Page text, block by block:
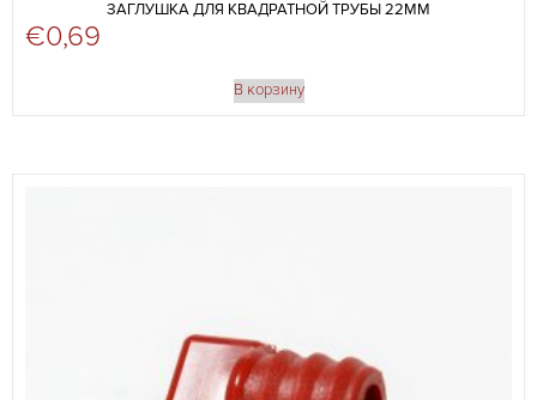
ЗАГЛУШКА ДЛЯ КВАДРАТНОЙ ТРУБЫ 22ММ
€0,69
В корзину